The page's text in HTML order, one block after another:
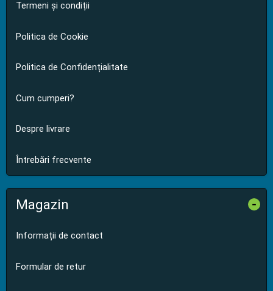
Termeni și condiții
Politica de Cookie
Politica de Confidențialitate
Cum cumperi?
Despre livrare
Întrebări frecvente
Magazin -
Informații de contact
Formular de retur